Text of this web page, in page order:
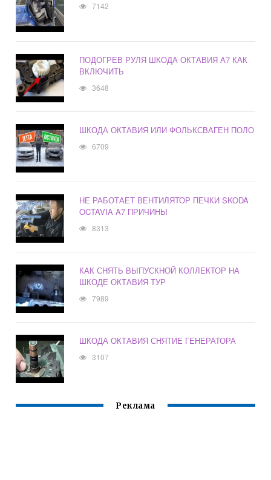
7142
ПОДОГРЕВ РУЛЯ ШКОДА ОКТАВИЯ А7 КАК
ВКЛЮЧИТЬ
3648
ШКОДА ОКТАВИЯ ИЛИ ФОЛЬКСВАГЕН ПОЛО
6709
НЕ РАБОТАЕТ ВЕНТИЛЯТОР ПЕЧКИ SKODA
OCTAVIA A7 ПРИЧИНЫ
8313
КАК СНЯТЬ ВЫПУСКНОЙ КОЛЛЕКТОР НА
ШКОДЕ ОКТАВИЯ ТУР
7989
ШКОДА ОКТАВИЯ СНЯТИЕ ГЕНЕРАТОРА
3107
Реклама